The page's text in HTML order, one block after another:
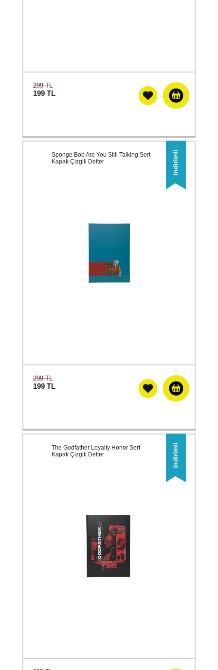
299 TL
199 TL
Sponge Bob Are You Still Talking Sert
Kapak Çizgili Defter
299 TL
199 TL
The Godfather Loyalty Honor Sert
Kapak Çizgili Defter